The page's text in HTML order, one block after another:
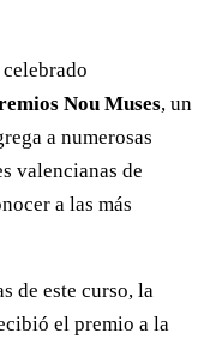
Nou Muses, un
a numerosas
valencianas de
a las más
de este curso, la
el premio a la